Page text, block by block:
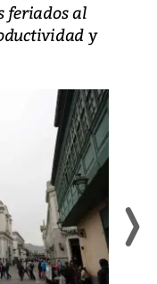
feriados al
y